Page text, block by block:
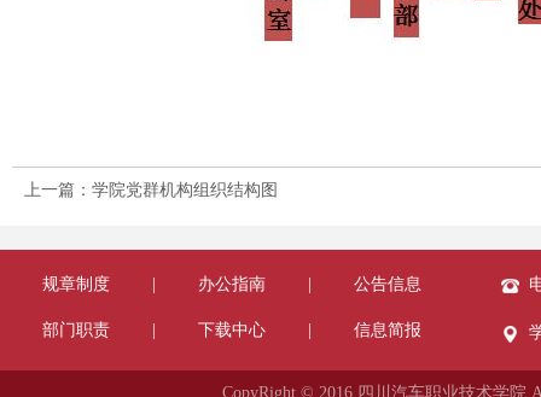
上一篇：学院党群机构组织结构图
规章制度 办公指南 公告信息
部门职责 下载中心 信息简报
CopyRight © 2016 四川汽车职业技术学